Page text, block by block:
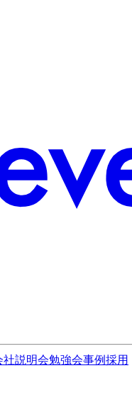
社説明会勉強会事例採用